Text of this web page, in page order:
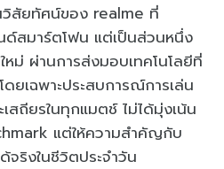
สัยทัศน์ของ realme ที่
ด์สมาร์ตโฟน แต่เป็นส่วนหนึ่ง
ม่ ผ่านการส่งมอบเทคโนโลยีที่
ยเฉพาะประสบการณ์การเล่น
สถียรในทุกแมตช์ ไม่ได้มุ่งเน้น
แต่ให้ความสำคัญกับ
ริงในชีวิตประจำวัน